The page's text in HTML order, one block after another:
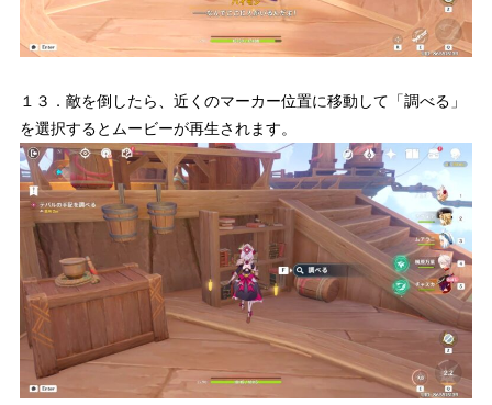
１３．敵を倒したら、近くのマーカー位置に移動して「調べる」
を選択するとムービーが再生されます。